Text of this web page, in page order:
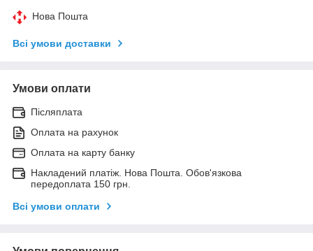
Нова Пошта
Всі умови доставки
Умови оплати
Післяплата
Оплата на рахунок
Оплата на карту банку
Накладений платіж. Нова Пошта. Обов'язкова
передоплата 150 грн.
Всі умови оплати